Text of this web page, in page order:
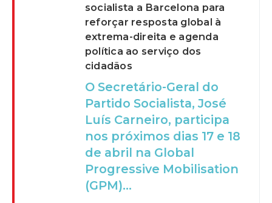
socialista a Barcelona para
reforçar resposta global à
extrema-direita e agenda
política ao serviço dos
cidadãos
O Secretário-Geral do
Partido Socialista, José
Luís Carneiro, participa
nos próximos dias 17 e 18
de abril na Global
Progressive Mobilisation
(GPM)...